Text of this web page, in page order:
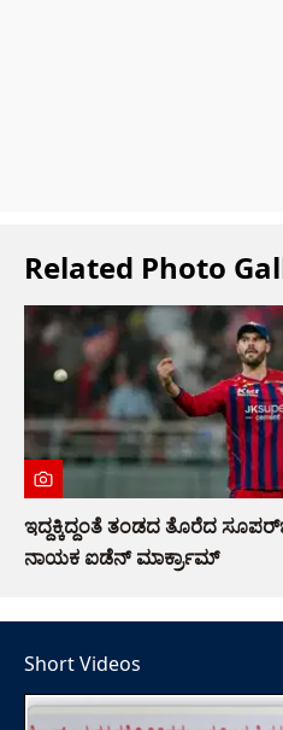
Related Photo
ಇದ್ದಕ್ಕಿದ್ದಂತೆ ತಂಡದ ತೊರೆದ
ನಾಯಕ ಐಡೆನ್ ಮಾರ್ಕ್ರಾಮ್
Short Videos